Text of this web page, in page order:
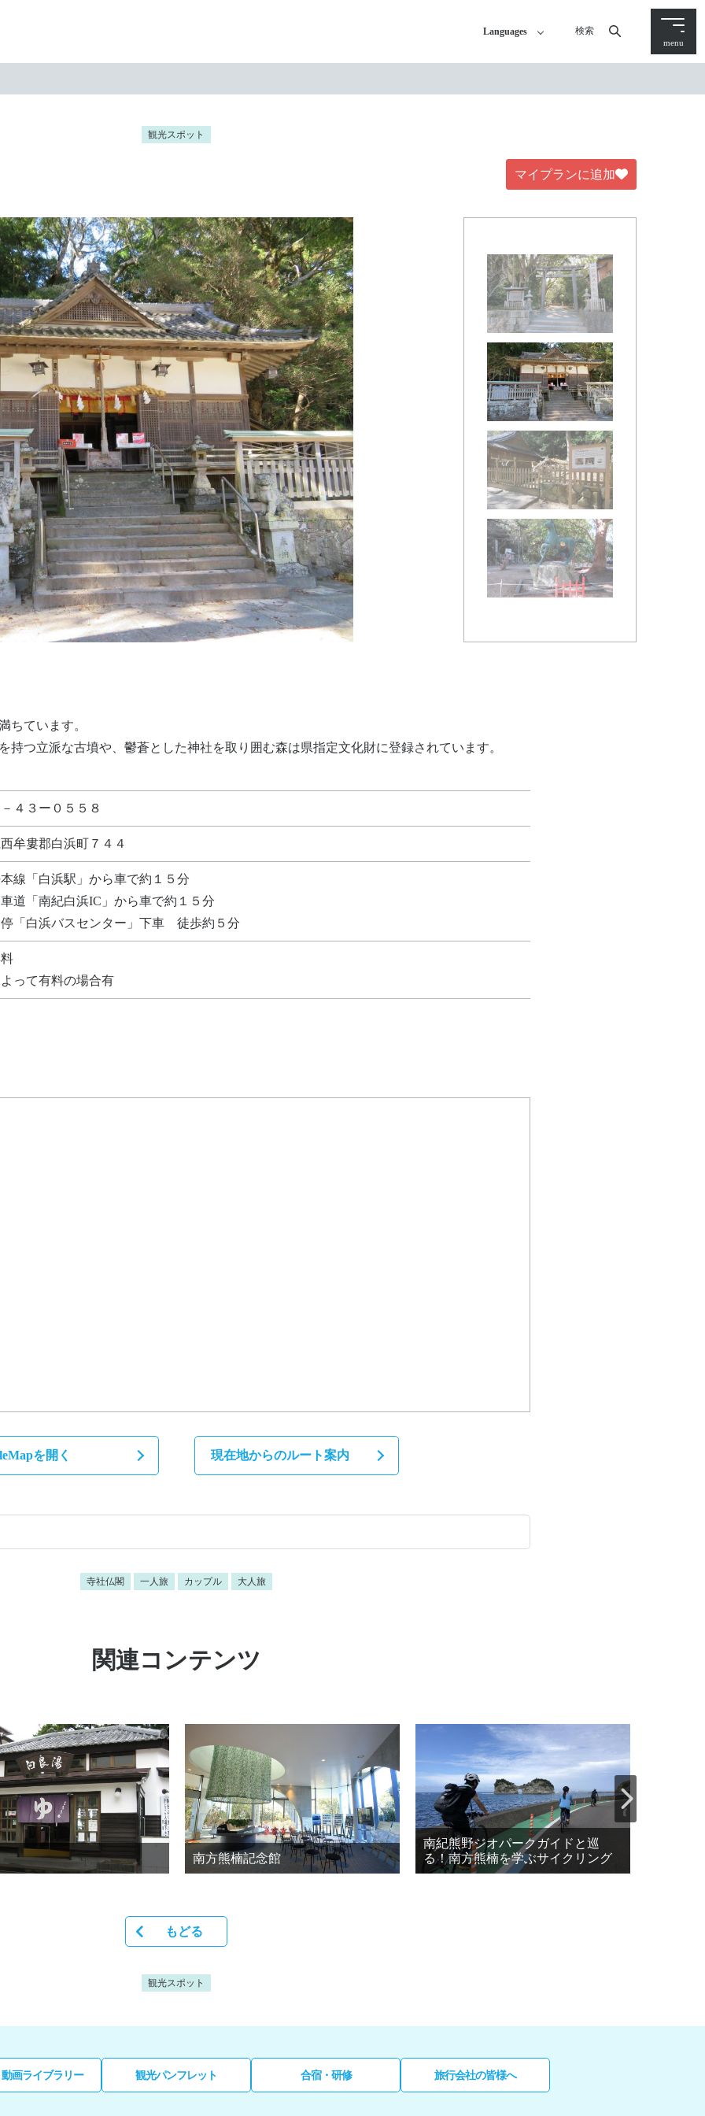
Languages 検索
menu
観光スポット
マイプランに追加
ちています。
持つ立派な古墳や、鬱蒼とした神社を取り囲む森は県指定文化財に登録されています。
４３ー０５５８
牟婁郡白浜町７４４
線「白浜駅」から車で約１５分
道「南紀白浜IC」から車で約１５分
「白浜バスセンター」下車 徒歩約５分
って有料の場合有
を開く 現在地からのルート案内
寺社仏閣 一人旅 カップル 大人旅
関連コンテンツ
南方熊楠記念館
南紀熊野ジオパークガイドと巡
る！南方熊楠を学ぶサイクリング
もどる
観光スポット
画ライブラリー 観光パンフレット 合宿・研修 旅行会社の皆様へ